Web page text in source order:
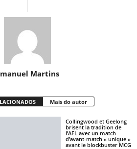
Martins
Mais do autor
Collingwood et Geelong
brisent la tradition de
l’AFL avec un match
d’avant-match « unique »
avant le blockbuster MCG